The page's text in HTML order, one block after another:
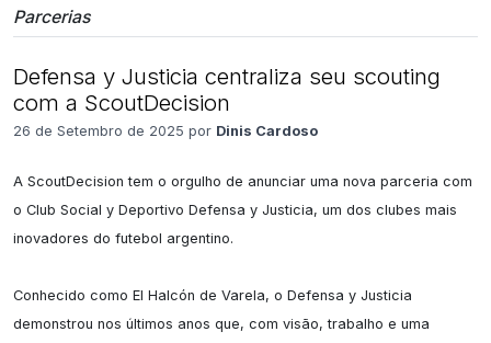
Parcerias
Defensa y Justicia centraliza seu scouting
com a ScoutDecision
26 de Setembro de 2025 por Dinis Cardoso
A ScoutDecision tem o orgulho de anunciar uma nova parceria com
o Club Social y Deportivo Defensa y Justicia, um dos clubes mais
inovadores do futebol argentino.
Conhecido como El Halcón de Varela, o Defensa y Justicia
demonstrou nos últimos anos que, com visão, trabalho e uma